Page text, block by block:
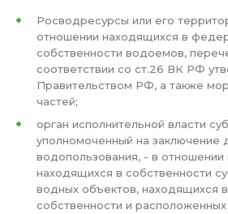
Росводресурсы или его
отношении находящихся в
собственности водоемов,
соответствии со ст.26 ВК РФ
Правительством РФ, а также
частей;
орган исполнительной власти
уполномоченный на заключение
водопользования, - в
находящихся в собственности
водных объектов, находящихся
собственности и